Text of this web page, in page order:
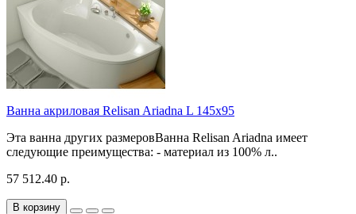
Ванна акриловая Relisan Ariadna L 145x95
Эта ванна других размеровВанна Relisan Ariadna имеет
следующие преимущества: - материал из 100% л..
57 512.40 р.
В корзину